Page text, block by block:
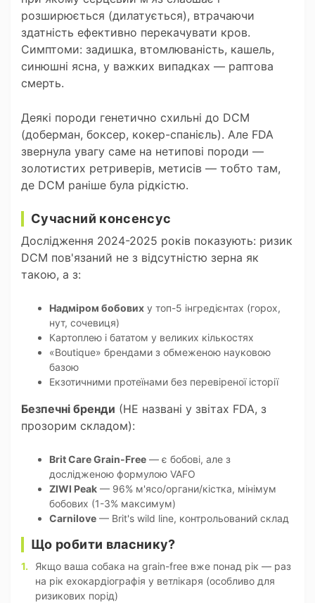
розширюється (дилатується), втрачаючи
здатність ефективно перекачувати кров.
Симптоми: задишка, втомлюваність, кашель,
синюшні ясна, у важких випадках — раптова
смерть.
Деякі породи генетично схильні до DCM
(доберман, боксер, кокер-спанієль). Але FDA
звернула увагу саме на нетипові породи —
золотистих ретриверів, метисів — тобто там,
де DCM раніше була рідкістю.
Сучасний консенсус
Дослідження 2024-2025 років показують: ризик
DCM пов'язаний не з відсутністю зерна як
такою, а з:
Надміром бобових у топ-5 інгредієнтах (горох,
нут, сочевиця)
Картоплею і бататом у великих кількостях
«Boutique» брендами з обмеженою науковою
базою
Екзотичними протеїнами без перевіреної історії
Безпечні бренди (НЕ названі у звітах FDA, з
прозорим складом):
Brit Care Grain-Free — є бобові, але з
дослідженою формулою VAFO
ZIWI Peak — 96% м'ясо/органи/кістка, мінімум
бобових (1-3% максимум)
Carnilove — Brit's wild line, контрольований склад
Що робити власнику?
Якщо ваша собака на grain-free вже понад рік — раз
на рік ехокардіографія у ветлікаря (особливо для
ризикових порід)